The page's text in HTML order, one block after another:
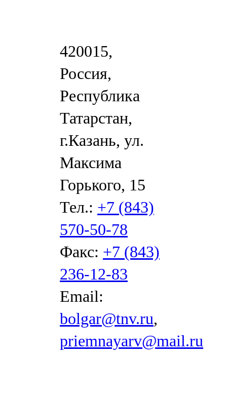
420015,
Россия,
Республика
Татарстан,
г.Казань, ул.
Максима
Горького, 15
Тел.: +7 (843)
570-50-78
Факс: +7 (843)
236-12-83
Email:
bolgar@tnv.ru,
priemnayarv@mail.ru